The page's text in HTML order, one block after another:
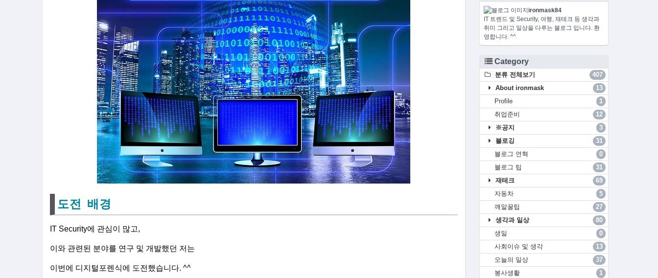
도전 배경
IT Security에 관심이 많고,
이와 관련된 분야를 연구 및 개발했던 저는
이번에 디지털포렌식에 도전했습니다. ^^
ironmask84
IT 트렌드 및 Security, 여행, 재테크 등 생각과
취미 그리고 일상을 다루는 블로그 입니다. 환
영합니다. ^^
Category
분류 전체보기
407
About ironmask
13
Profile
1
취업준비
12
※공지
3
블로깅
31
블로그 연혁
0
블로그 팁
31
재테크
69
자동차
5
깨알꿀팁
27
생각과 일상
80
생일
0
사회이슈 및 생각
13
오늘의 일상
37
봉사생활
1